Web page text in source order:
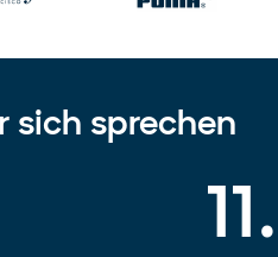
sich sprechen